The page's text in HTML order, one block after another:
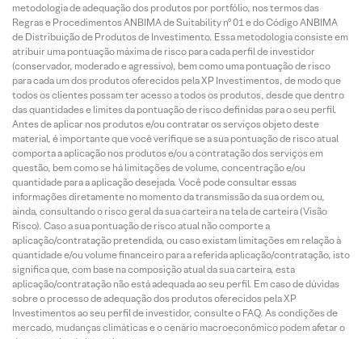
metodologia de adequação dos produtos por portfólio, nos termos das
Regras e Procedimentos ANBIMA de Suitability nº 01 e do Código ANBIMA
de Distribuição de Produtos de Investimento. Essa metodologia consiste em
atribuir uma pontuação máxima de risco para cada perfil de investidor
(conservador, moderado e agressivo), bem como uma pontuação de risco
para cada um dos produtos oferecidos pela XP Investimentos, de modo que
todos os clientes possam ter acesso a todos os produtos, desde que dentro
das quantidades e limites da pontuação de risco definidas para o seu perfil.
Antes de aplicar nos produtos e/ou contratar os serviços objeto deste
material, é importante que você verifique se a sua pontuação de risco atual
comporta a aplicação nos produtos e/ou a contratação dos serviços em
questão, bem como se há limitações de volume, concentração e/ou
quantidade para a aplicação desejada. Você pode consultar essas
informações diretamente no momento da transmissão da sua ordem ou,
ainda, consultando o risco geral da sua carteira na tela de carteira (Visão
Risco). Caso a sua pontuação de risco atual não comporte a
aplicação/contratação pretendida, ou caso existam limitações em relação à
quantidade e/ou volume financeiro para a referida aplicação/contratação, isto
significa que, com base na composição atual da sua carteira, esta
aplicação/contratação não está adequada ao seu perfil. Em caso de dúvidas
sobre o processo de adequação dos produtos oferecidos pela XP
Investimentos ao seu perfil de investidor, consulte o FAQ. As condições de
mercado, mudanças climáticas e o cenário macroeconômico podem afetar o